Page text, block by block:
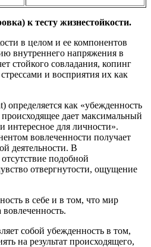
к тесту жизнестойкости.
в целом и ее компонентов
внутреннего напряжения в
стойкого совладания, копинг
и восприятия их как
определяется как «убежденность
дает максимальный
интересное для личности».
вовлеченности получает
деятельности. В
подобной
отвергнутости, ощущение
в себе и в том, что мир
собой убежденность в том,
на результат происходящего,